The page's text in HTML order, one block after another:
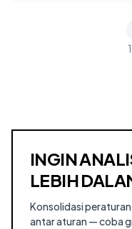
INGIN
LEBIH
Konsolidasi
antar aturan — coba